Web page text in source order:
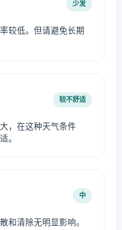
少发
较低。但请避免长期
较不舒适
，在这种天气条件
。
中
和清除无明显影响。